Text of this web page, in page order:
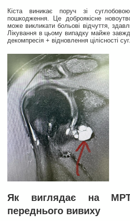
Кіста виникає поруч зі
пошкодження. Це доброякісне
може викликати больові відчуття,
Лікування в цьому випадку майже
декомпресія + відновлення цілісності
Як виглядає на
переднього вивиху